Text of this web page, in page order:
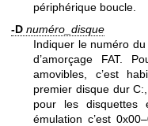
périphérique boucle.
-D numéro_disque
Indiquer le numéro
d’amorçage FAT.
amovibles, c’est
premier disque dur
pour les
émulation c’est